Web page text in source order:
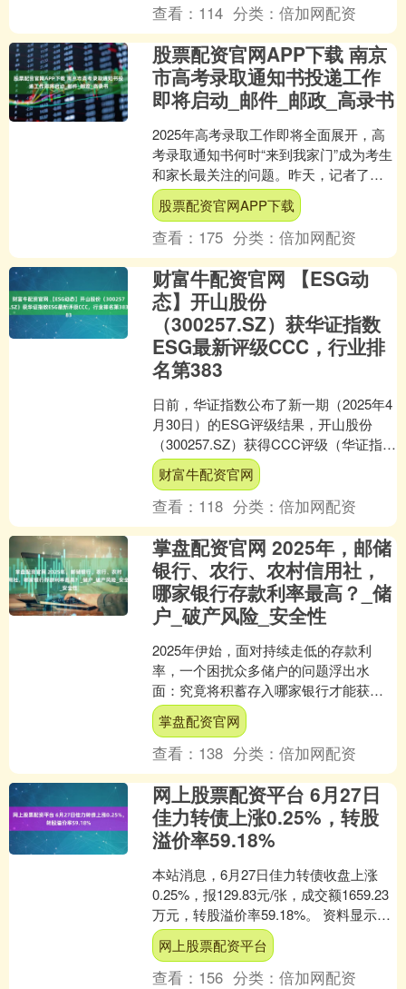
查看： 114 分类：倍加网配资
股票配资官网APP下载 南京
市高考录取通知书投递工作
即将启动_邮件_邮政_高录书
2025年高考录取工作即将全面展开，高
考录取通知书何时“来到我家门”成为考生
和家长最关注的问题。昨天，记者了解
到，南京市高考录取通知书的投递工作
预计于7月中下旬....
股票配资官网APP下载
查看： 175 分类：倍加网配资
财富牛配资官网 【ESG动
态】开山股份
（300257.SZ）获华证指数
ESG最新评级CCC，行业排
名第383
日前，华证指数公布了新一期（2025年4
月30日）的ESG评级结果，开山股份
（300257.SZ）获得CCC评级（华证指数
评级为C起至AAA九档，C为最低档，
A....
财富牛配资官网
查看： 118 分类：倍加网配资
掌盘配资官网 2025年，邮储
银行、农行、农村信用社，
哪家银行存款利率最高？_储
户_破产风险_安全性
2025年伊始，面对持续走低的存款利
率，一个困扰众多储户的问题浮出水
面：究竟将积蓄存入哪家银行才能获得
最大收益？ 自2024年以来，六大国有银
行已连续三次下调存....
掌盘配资官网
查看： 138 分类：倍加网配资
网上股票配资平台 6月27日
佳力转债上涨0.25%，转股
溢价率59.18%
本站消息，6月27日佳力转债收盘上涨
0.25%，报129.83元/张，成交额1659.23
万元，转股溢价率59.18%。 资料显示，
佳力转债信用级别为“AA-”....
网上股票配资平台
查看： 156 分类：倍加网配资